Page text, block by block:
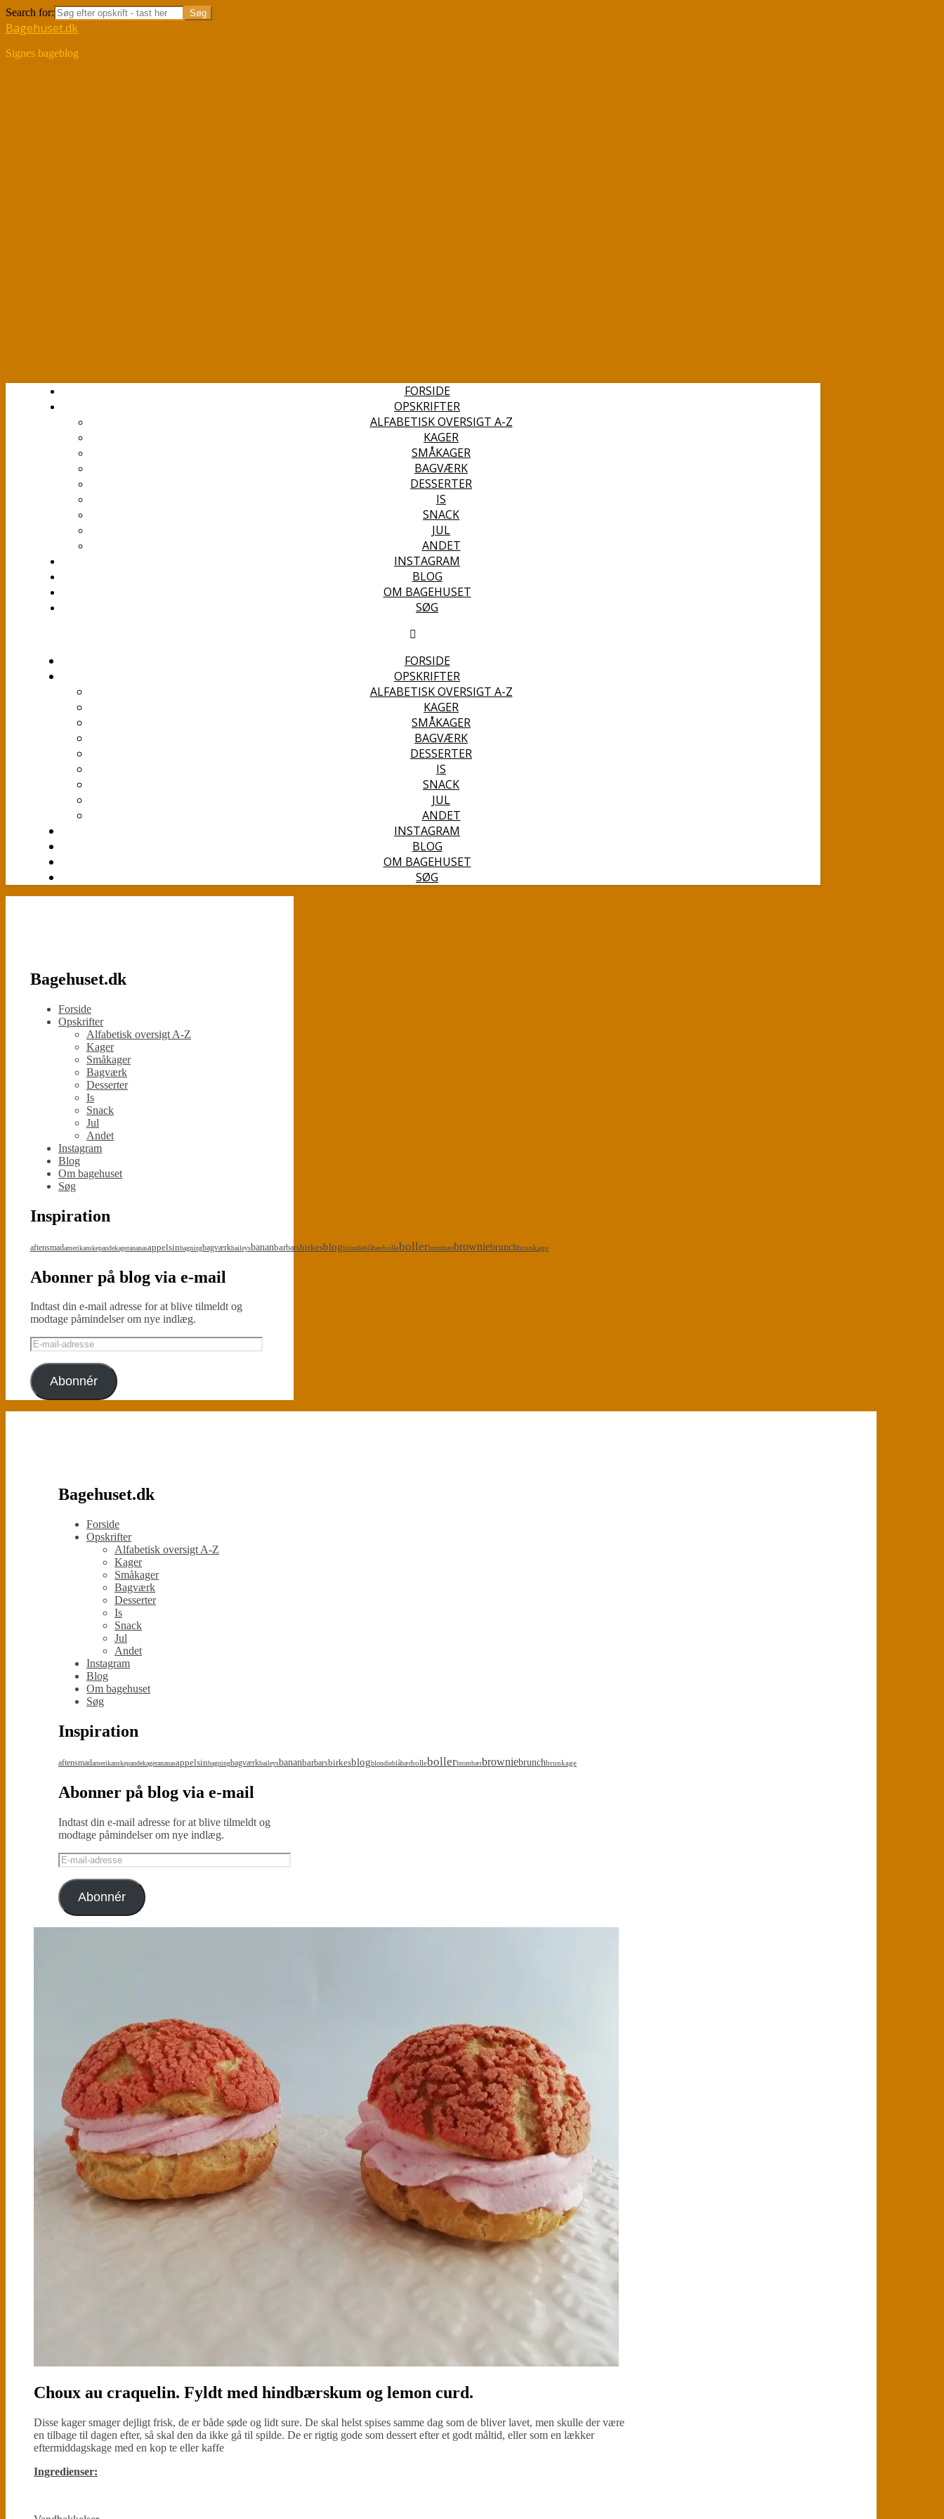
Search for:
Bagehuset.dk
Signes bageblog
FORSIDE
OPSKRIFTER
ALFABETISK OVERSIGT A-Z
KAGER
SMÅKAGER
BAGVÆRK
DESSERTER
IS
SNACK
JUL
ANDET
INSTAGRAM
BLOG
OM BAGEHUSET
SØG
FORSIDE
OPSKRIFTER
ALFABETISK OVERSIGT A-Z
KAGER
SMÅKAGER
BAGVÆRK
DESSERTER
IS
SNACK
JUL
ANDET
INSTAGRAM
BLOG
OM BAGEHUSET
SØG
Bagehuset.dk
Forside
Opskrifter
Alfabetisk oversigt A-Z
Kager
Småkager
Bagværk
Desserter
Is
Snack
Jul
Andet
Instagram
Blog
Om bagehuset
Søg
Inspiration
aftensmadamerikanskepandekagerananasappelsinbagningbagværkbaileysbananbarbarsbirkesblogblondieblåbærbollebollerbrombærbrowniebrunchbrunkage
Abonner på blog via e-mail
Indtast din e-mail adresse for at blive tilmeldt og
modtage påmindelser om nye indlæg.
E-
mail-
adresse
Abonnér
Bagehuset.dk
Forside
Opskrifter
Alfabetisk oversigt A-Z
Kager
Småkager
Bagværk
Desserter
Is
Snack
Jul
Andet
Instagram
Blog
Om bagehuset
Søg
Inspiration
aftensmadamerikanskepandekagerananasappelsinbagningbagværkbaileysbananbarbarsbirkesblogblondieblåbærbollebollerbrombærbrowniebrunchbrunkage
Abonner på blog via e-mail
Indtast din e-mail adresse for at blive tilmeldt og
modtage påmindelser om nye indlæg.
E-
mail-
adresse
Abonnér
Choux au craquelin. Fyldt med hindbærskum og lemon curd.
Disse kager smager dejligt frisk, de er både søde og lidt sure. De skal helst spises samme dag som de bliver lavet, men skulle der være
en tilbage til dagen efter, så skal den da ikke gå til spilde. De er rigtig gode som dessert efter et godt måltid, eller som en lækker
eftermiddagskage med en kop te eller kaffe
Ingredienser: